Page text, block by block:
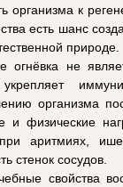
организма к
есть шанс
природе.
огнёвка не
укрепляет
организма
и физические
аритмиях,
стенок сосудов.
свойства